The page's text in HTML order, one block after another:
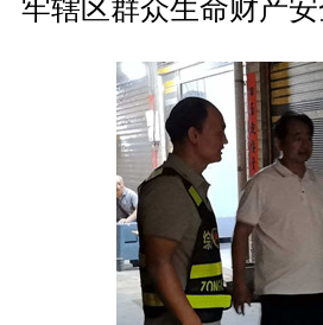
牢辖区群众生命财产